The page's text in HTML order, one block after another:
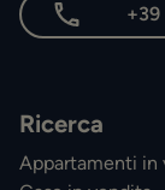
+39
Ricerca
Appartamenti in